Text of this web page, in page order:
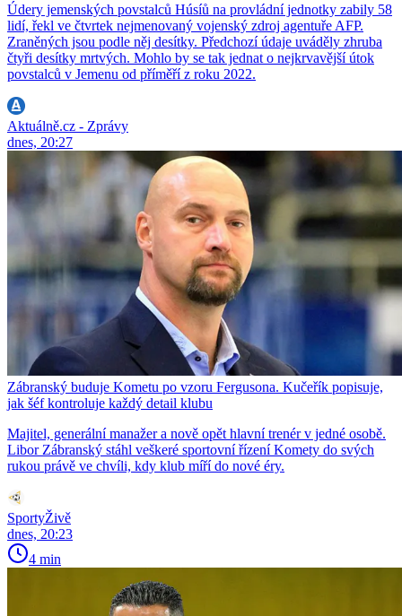
Údery jemenských povstalců Húsíů na provládní jednotky zabily 58
lidí, řekl ve čtvrtek nejmenovaný vojenský zdroj agentuře AFP.
Zraněných jsou podle něj desítky. Předchozí údaje uváděly zhruba
čtyři desítky mrtvých. Mohlo by se tak jednat o nejkrvavější útok
povstalců v Jemenu od příměří z roku 2022.
Aktuálně.cz - Zprávy
dnes, 20:27
Zábranský buduje Kometu po vzoru Fergusona. Kučeřík popisuje,
jak šéf kontroluje každý detail klubu
Majitel, generální manažer a nově opět hlavní trenér v jedné osobě.
Libor Zábranský stáhl veškeré sportovní řízení Komety do svých
rukou právě ve chvíli, kdy klub míří do nové éry.
SportyŽivě
dnes, 20:23
4 min